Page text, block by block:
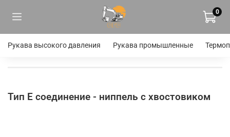
0
Рукава высокого давления Рукава промышленные
Тип Е соединение - ниппель с хвостовиком